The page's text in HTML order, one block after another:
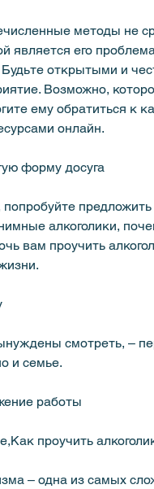
методы не
является его
открытыми и
Возможно,
ему обратиться к
онлайн.
форму досуга
алкоголики,
вам проучить
смотреть, –
и семье.
работы
проучить
– одна из самых